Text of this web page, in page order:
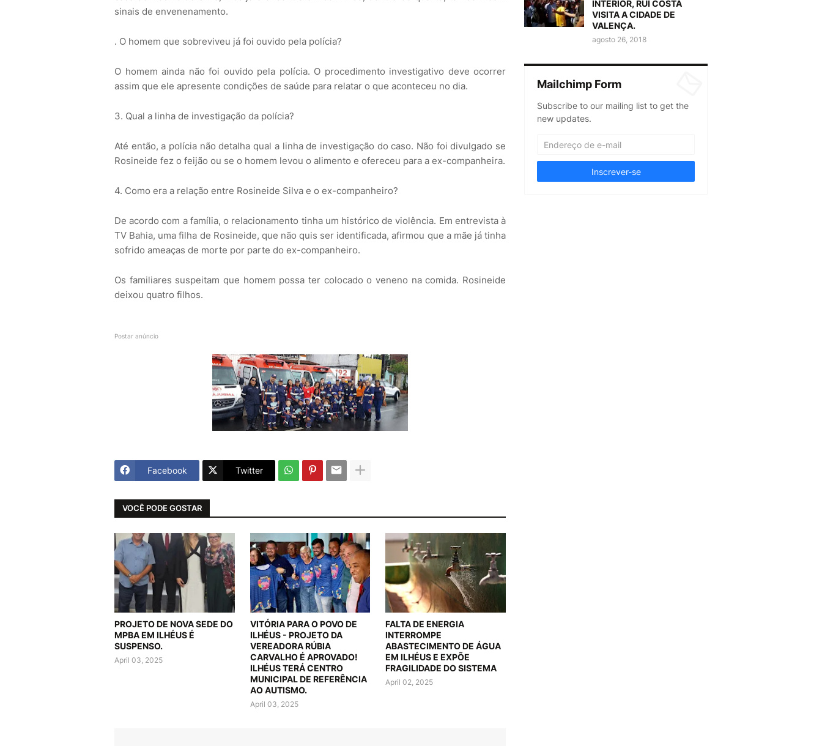
sinais de envenenamento.
. O homem que sobreviveu já foi ouvido pela polícia?
O homem ainda não foi ouvido pela polícia. O procedimento investigativo deve ocorrer
assim que ele apresente condições de saúde para relatar o que aconteceu no dia.
3. Qual a linha de investigação da polícia?
Até então, a polícia não detalha qual a linha de investigação do caso. Não foi divulgado se
Rosineide fez o feijão ou se o homem levou o alimento e ofereceu para a ex-companheira.
4. Como era a relação entre Rosineide Silva e o ex-companheiro?
De acordo com a família, o relacionamento tinha um histórico de violência. Em entrevista à
TV Bahia, uma filha de Rosineide, que não quis ser identificada, afirmou que a mãe já tinha
sofrido ameaças de morte por parte do ex-companheiro.
Os familiares suspeitam que homem possa ter colocado o veneno na comida. Rosineide
deixou quatro filhos.
Postar anúncio
Facebook Twitter
VOCÊ PODE GOSTAR
PROJETO DE NOVA SEDE DO
MPBA EM ILHÉUS É
SUSPENSO.
April 03, 2025
VITÓRIA PARA O POVO DE
ILHÉUS - PROJETO DA
VEREADORA RÚBIA
CARVALHO É APROVADO!
ILHÉUS TERÁ CENTRO
MUNICIPAL DE REFERÊNCIA
AO AUTISMO.
April 03, 2025
FALTA DE ENERGIA
INTERROMPE
ABASTECIMENTO DE ÁGUA
EM ILHÉUS E EXPÕE
FRAGILIDADE DO SISTEMA
April 02, 2025
INTERIOR, RUI COSTA
VISITA A CIDADE DE
VALENÇA.
agosto 26, 2018
Mailchimp Form
Subscribe to our mailing list to get the
new updates.